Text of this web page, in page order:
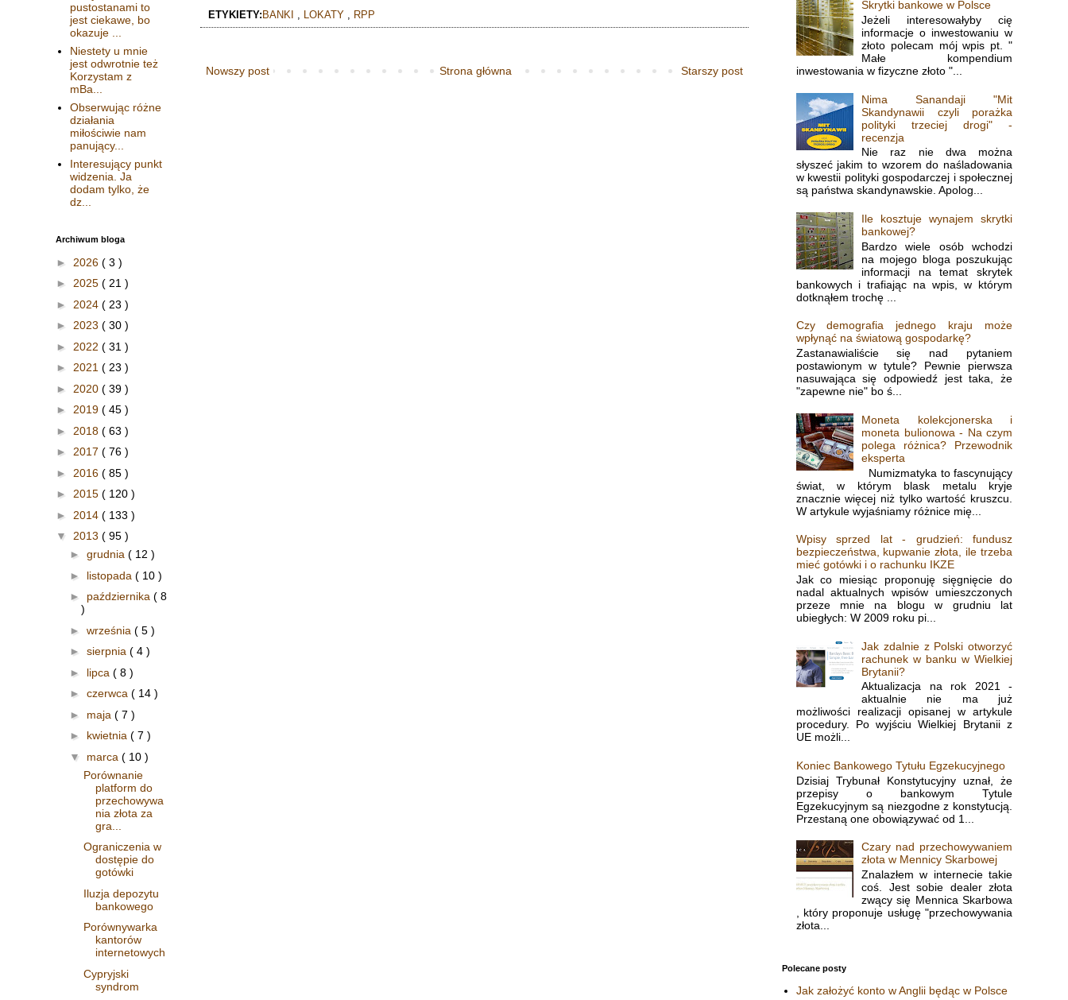
ETYKIETY: BANKI , LOKATY , RPP
Nowszy post Starszy post
Strona główna
pustostanami to
jest ciekawe, bo
okazuje ...
Niestety u mnie
jest odwrotnie też
Korzystam z
mBa...
Obserwując różne
działania
miłościwie nam
panujący...
Interesujący punkt
widzenia. Ja
dodam tylko, że
dz...
Archiwum bloga
► 2026 ( 3 )
► 2025 ( 21 )
► 2024 ( 23 )
► 2023 ( 30 )
► 2022 ( 31 )
► 2021 ( 23 )
► 2020 ( 39 )
► 2019 ( 45 )
► 2018 ( 63 )
► 2017 ( 76 )
► 2016 ( 85 )
► 2015 ( 120 )
► 2014 ( 133 )
▼ 2013 ( 95 )
► grudnia ( 12 )
► listopada ( 10 )
► października ( 8
)
► września ( 5 )
► sierpnia ( 4 )
► lipca ( 8 )
► czerwca ( 14 )
► maja ( 7 )
► kwietnia ( 7 )
▼ marca ( 10 )
Porównanie
platform do
przechowywa
nia złota za
gra...
Ograniczenia w
dostępie do
gotówki
Iluzja depozytu
bankowego
Porównywarka
kantorów
internetowych
Cypryjski
syndrom
Skrytki bankowe w Polsce
Jeżeli interesowałyby cię
informacje o inwestowaniu w
złoto polecam mój wpis pt. "
Małe kompendium
inwestowania w fizyczne złoto "...
Nima Sanandaji "Mit
Skandynawii czyli porażka
polityki trzeciej drogi" -
recenzja
Nie raz nie dwa można
słyszeć jakim to wzorem do naśladowania
w kwestii polityki gospodarczej i społecznej
są państwa skandynawskie. Apolog...
Ile kosztuje wynajem skrytki
bankowej?
Bardzo wiele osób wchodzi
na mojego bloga poszukując
informacji na temat skrytek
bankowych i trafiając na wpis, w którym
dotknąłem trochę ...
Czy demografia jednego kraju może
wpłynąć na światową gospodarkę?
Zastanawialiście się nad pytaniem
postawionym w tytule? Pewnie pierwsza
nasuwająca się odpowiedź jest taka, że
"zapewne nie" bo ś...
Moneta kolekcjonerska i
moneta bulionowa - Na czym
polega różnica? Przewodnik
eksperta
Numizmatyka to fascynujący
świat, w którym blask metalu kryje
znacznie więcej niż tylko wartość kruszcu.
W artykule wyjaśniamy różnice mię...
Wpisy sprzed lat - grudzień: fundusz
bezpieczeństwa, kupwanie złota, ile trzeba
mieć gotówki i o rachunku IKZE
Jak co miesiąc proponuję sięgnięcie do
nadal aktualnych wpisów umieszczonych
przeze mnie na blogu w grudniu lat
ubiegłych: W 2009 roku pi...
Jak zdalnie z Polski otworzyć
rachunek w banku w Wielkiej
Brytanii?
Aktualizacja na rok 2021 -
aktualnie nie ma już
możliwości realizacji opisanej w artykule
procedury. Po wyjściu Wielkiej Brytanii z
UE możli...
Koniec Bankowego Tytułu Egzekucyjnego
Dzisiaj Trybunał Konstytucyjny uznał, że
przepisy o bankowym Tytule
Egzekucyjnym są niezgodne z konstytucją.
Przestaną one obowiązywać od 1...
Czary nad przechowywaniem
złota w Mennicy Skarbowej
Znalazłem w internecie takie
coś. Jest sobie dealer złota
zwący się Mennica Skarbowa
, który proponuje usługę "przechowywania
złota...
Polecane posty
Jak założyć konto w Anglii będąc w Polsce